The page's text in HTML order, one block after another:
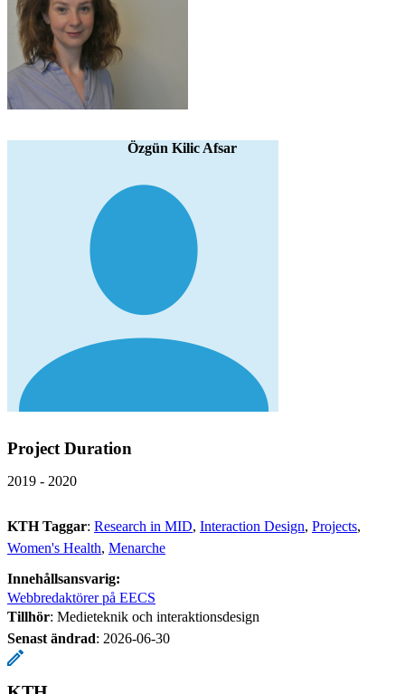
Özgün Kilic Afsar
Project Duration
2019 - 2020
KTH Taggar: Research in MID Interaction Design Projects
Women's Health Menarche
Innehållsansvarig:
Webbredaktörer på EECS
Tillhör: Medieteknik och interaktionsdesign
Senast ändrad: 2026-06-30